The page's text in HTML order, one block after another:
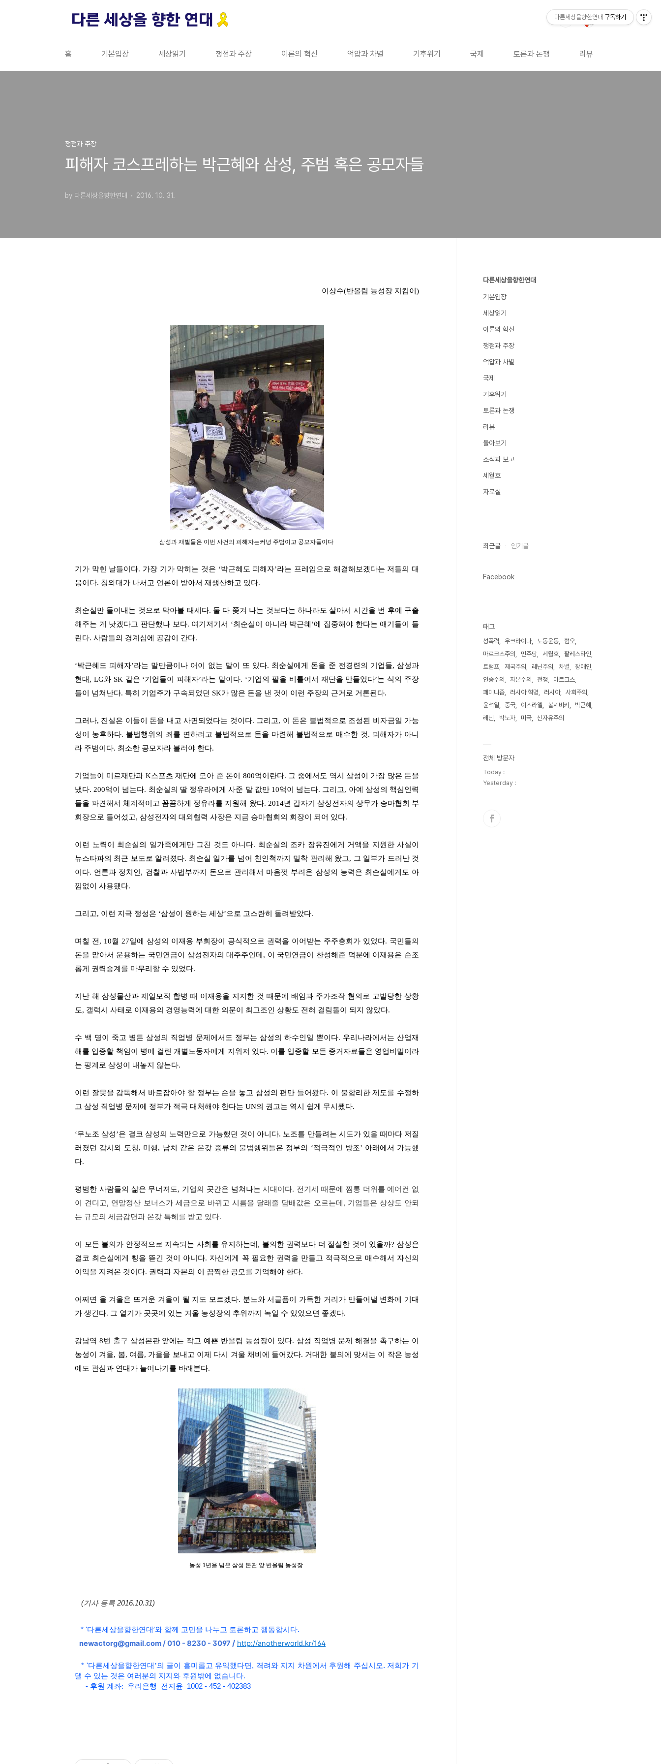
홈 기본입장 세상읽기 쟁점과 주장 이론의 혁신 억압과 차별 기후위기 국제 토론과 논쟁 리뷰
쟁점과 주장
피해자 코스프레하는 박근혜와 삼성, 주범 혹은 공모자들
by 다른세상을향한연대 2016. 10. 31.
이상수(반올림 농성장 지킴이)
삼성과 재벌들은 이번 사건의 피해자는커녕 주범이고 공모자들이다
기가 막힌 날들이다. 가장 기가 막히는 것은 ‘박근혜도 피해자’라는 프레임으로 해결해보겠다는 저들의 대
응이다. 청와대가 나서고 언론이 받아서 재생산하고 있다.
최순실만 들어내는 것으로 막아볼 태세다. 둘 다 쫒겨 나는 것보다는 하나라도 살아서 시간을 번 후에 구출
해주는 게 낫겠다고 판단했나 보다. 여기저기서 ‘최순실이 아니라 박근혜 ’에 집중해야 한다는 얘기들이 들
린다. 사람들의 경계심에 공감이 간다.
‘박근혜도 피해자’라는 말만큼이나 어이 없는 말이 또 있다. 최순실에게 돈을 준 전경련의 기업들,삼성과
현대 , LG와 SK 같은 ‘기업들이 피해자’라는 말이다. ‘기업의 팔을 비틀어서 재단을 만들었다’는 식의 주장
들이 넘쳐난다. 특히 기업주가 구속되었던 SK가 많은 돈을 낸 것이 이런 주장의 근거로 거론된다.
그러나, 진실은 이들이 돈을 내고 사면되었다는 것이다. 그리고, 이 돈은 불법적으로 조성된 비자금일 가능
성이 농후하다. 불법행위의 죄를 면하려고 불법적으로 돈을 마련해 불법적으로 매수한 것. 피해자가 아니
라 주범이다. 최소한 공모자라 불러야 한다.
기업들이 미르재단과 K스포츠 재단에 모아 준 돈이 800억이란다. 그 중에서도 역시 삼성이 가장 많은 돈을
냈다. 200억이 넘는다. 최순실의 딸 정유라에게 사준 말 값만 10억이 넘는다. 그리고, 아예 삼성의 핵심인력
들을 파견해서 체계적이고 꼼꼼하게 정유라를 지원해 왔다. 2014년 갑자기 삼성전자의 상무가 승마협회 부
회장으로 들어섰고, 삼성전자의 대외협력 사장은 지금 승마협회의 회장이 되어 있다.
이런 노력이 최순실의 일가족에게만 그친 것도 아니다. 최순실의 조카 장유진에게 거액을 지원한 사실이
뉴스타파의 최근 보도로 알려졌다. 최순실 일가를 넘어 친인척까지 밀착 관리해 왔고, 그 일부가 드러난 것
이다. 언론과 정치인 , 검찰과 사법부까지 돈으로 관리해서 마음껏 부려온 삼성의 능력은 최순실에게도 아
낌없이 사용됐다.
그리고, 이런 지극 정성은 ‘삼성이 원하는 세상’으로 고스란히 돌려받았다.
며칠 전 , 10월 27일에 삼성의 이재용 부회장이 공식적으로 권력을 이어받는 주주총회가 있었다. 국민들의
돈을 맡아서 운용하는 국민연금이 삼성전자의 대주주인데 , 이 국민연금이 찬성해준 덕분에 이재용은 순조
롭게 권력승계를 마무리할 수 있었다.
지난 해 삼성물산과 제일모직 합병 때 이재용을 지지한 것 때문에 배임과 주가조작 혐의로 고발당한 상황
도, 갤럭시 사태로 이재용의 경영능력에 대한 의문이 최고조인 상황도 전혀 걸림돌이 되지 않았다.
수 백 명이 죽고 병든 삼성의 직업병 문제에서도 정부는 삼성의 하수인일 뿐이다. 우리나라에서는 산업재
해를 입증할 책임이 병에 걸린 개별노동자에게 지워져 있다. 이를 입증할 모든 증거자료들은 영업비밀이라
는 핑계로 삼성이 내놓지 않는다.
이런 잘못을 감독해서 바로잡아야 할 정부는 손을 놓고 삼성의 편만 들어왔다. 이 불합리한 제도를 수정하
고 삼성 직업병 문제에 정부가 적극 대처해야 한다는 UN의 권고는 역시 쉽게 무시됐다.
‘무노조 삼성’은 결코 삼성의 노력만으로 가능했던 것이 아니다. 노조를 만들려는 시도가 있을 때마다 저질
러졌던 감시와 도청, 미행, 납치 같은 온갖 종류의 불법행위들은 정부의 ‘적극적인 방조’ 아래에서 가능했
다.
평범한 사람들의 삶은 무너져도, 기업의 곳간은 넘쳐나는 시대이다. 전기세 때문에 찜통 더위를 에어컨 없
이 견디고, 연말정산 보너스가 세금으로 바뀌고 시름을 달래줄 담배값은 오르는데, 기업들은 상상도 안되
는 규모의 세금감면과 온갖 특혜를 받고 있다.
이 모든 불의가 안정적으로 지속되는 사회를 유지하는데 , 불의한 권력보다 더 절실한 것이 있을까?삼성은
결코 최순실에게 삥을 뜯긴 것이 아니다. 자신에게 꼭 필요한 권력을 만들고 적극적으로 매수해서 자신의
이익을 지켜온 것이다. 권력과 자본의 이 끔찍한 공모를 기억해야 한다.
어쩌면 올 겨울은 뜨거운 겨울이 될 지도 모르겠다. 분노와 서글픔이 가득한 거리가 만들어낼 변화에 기대
가 생긴다. 그 열기가 곳곳에 있는 겨울 농성장의 추위까지 녹일 수 있었으면 좋겠다.
강남역 8번 출구 삼성본관 앞에는 작고 예쁜 반올림 농성장이 있다. 삼성 직업병 문제 해결을 촉구하는 이
농성이 겨울, 봄, 여름, 가을을 보내고 이제 다시 겨울 채비에 들어갔다. 거대한 불의에 맞서는 이 작은 농성
에도 관심과 연대가 늘어나기를 바래본다.
농성 1년을 넘은 삼성 본관 앞 반올림 농성장
(기사 등록 2016.10.31)
* '다른세상을향한연대’와 함께 고민을 나누고 토론하고 행동합시다.
newactorg@gmail.com / 010 - 8230 - 3097 / http://anotherworld.kr/164
* '다른세상을향한연대 ’의 글이 흥미롭고 유익했다면, 격려와 지지 차원에서 후원해 주십시오. 저희가 기
댈 수 있는 것은 여러분의 지지와 후원밖에 없습니다.
- 후원 계좌: 우리은행 전지윤 1002 - 452 - 402383
다른세상을향한연대
기본입장
세상읽기
이론의 혁신
쟁점과 주장
억압과 차별
국제
기후위기
토론과 논쟁
리뷰
돌아보기
소식과 보고
세월호
자료실
최근글 인기글
Facebook
태그
성폭력 우크라이나 노동운동
혐오
마르크스주의
민주당 세월호
팔레스타인
트럼프
제국주의 레닌주의 차별
장애인
인종주의
자본주의 전쟁
마르크스
페미니즘
러시아 혁명 러시아
사회주의
윤석열
중국 이스라엘 볼셰비키
박근혜
레닌
박노자 미국 신자유주의
전체 방문자
Today :
Yesterday :
다른세상을향한연대 구독하기